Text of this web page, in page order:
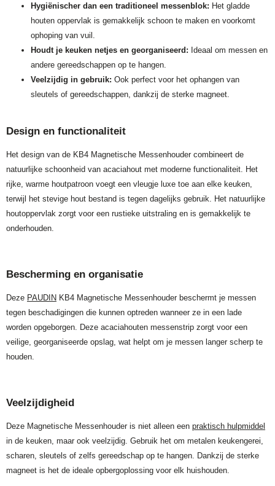
Hygiënischer dan een traditioneel messenblok: Het gladde
houten oppervlak is gemakkelijk schoon te maken en voorkomt
ophoping van vuil.
Houdt je keuken netjes en georganiseerd: Ideaal om messen en
andere gereedschappen op te hangen.
Veelzijdig in gebruik: Ook perfect voor het ophangen van
sleutels of gereedschappen, dankzij de sterke magneet.
Design en functionaliteit
Het design van de KB4 Magnetische Messenhouder combineert de
natuurlijke schoonheid van acaciahout met moderne functionaliteit. Het
rijke, warme houtpatroon voegt een vleugje luxe toe aan elke keuken,
terwijl het stevige hout bestand is tegen dagelijks gebruik. Het natuurlijke
houtoppervlak zorgt voor een rustieke uitstraling en is gemakkelijk te
onderhouden.
Bescherming en organisatie
Deze PAUDIN KB4 Magnetische Messenhouder beschermt je messen
tegen beschadigingen die kunnen optreden wanneer ze in een lade
worden opgeborgen. Deze acaciahouten messenstrip zorgt voor een
veilige, georganiseerde opslag, wat helpt om je messen langer scherp te
houden.
Veelzijdigheid
Deze Magnetische Messenhouder is niet alleen een praktisch hulpmiddel
in de keuken, maar ook veelzijdig. Gebruik het om metalen keukengerei,
scharen, sleutels of zelfs gereedschap op te hangen. Dankzij de sterke
magneet is het de ideale opbergoplossing voor elk huishouden.